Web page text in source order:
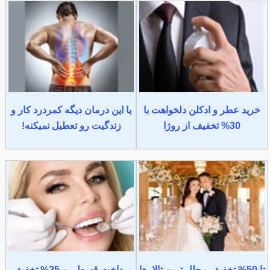
خرید عطر و ادکلن دلخواهت با
30% تخفیف از روژا
با این درمان دیگه کمردرد کار و
زندگیت رو تعطیل نمیکنه!